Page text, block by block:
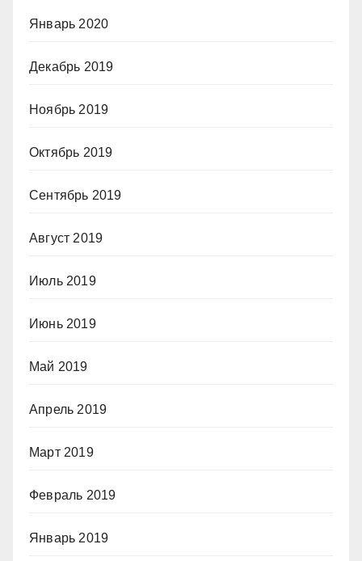
Январь 2020
Декабрь 2019
Ноябрь 2019
Октябрь 2019
Сентябрь 2019
Август 2019
Июль 2019
Июнь 2019
Май 2019
Апрель 2019
Март 2019
Февраль 2019
Январь 2019